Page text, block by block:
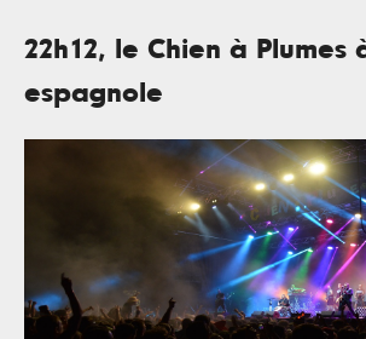
22h12, le Chien à Plumes
espagnole